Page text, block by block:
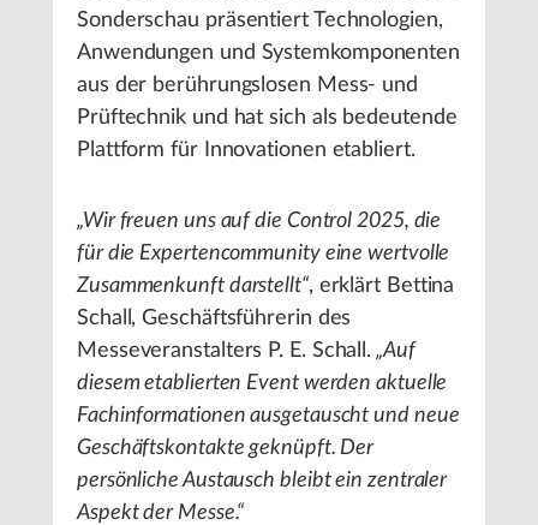
Sonderschau präsentiert Technologien,
Anwendungen und Systemkomponenten
aus der berührungslosen Mess- und
Prüftechnik und hat sich als bedeutende
Plattform für Innovationen etabliert.
„Wir freuen uns auf die Control 2025, die
für die Expertencommunity eine wertvolle
Zusammenkunft darstellt“, erklärt Bettina
Schall, Geschäftsführerin des
Messeveranstalters P. E. Schall. „Auf
diesem etablierten Event werden aktuelle
Fachinformationen ausgetauscht und neue
Geschäftskontakte geknüpft. Der
persönliche Austausch bleibt ein zentraler
Aspekt der Messe.“